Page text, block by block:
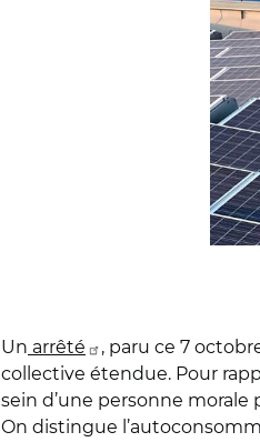
Un arrêté , paru ce 7
collective étendue. Pour
sein d’une personne
On distingue